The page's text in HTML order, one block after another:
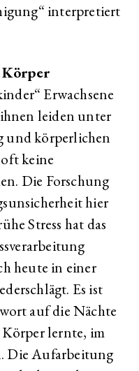
interpretiert
Körper
Erwachsene
leiden unter
und körperlichen
keine
Die Forschung
hier
Stress hat das
heute in einer
Es ist
auf die Nächte
Körper lernte, im
Die Aufarbeitung